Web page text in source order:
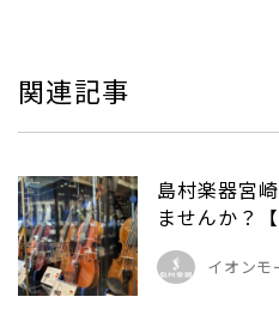
関連記事
島村楽器宮
ませんか？
イオンモ